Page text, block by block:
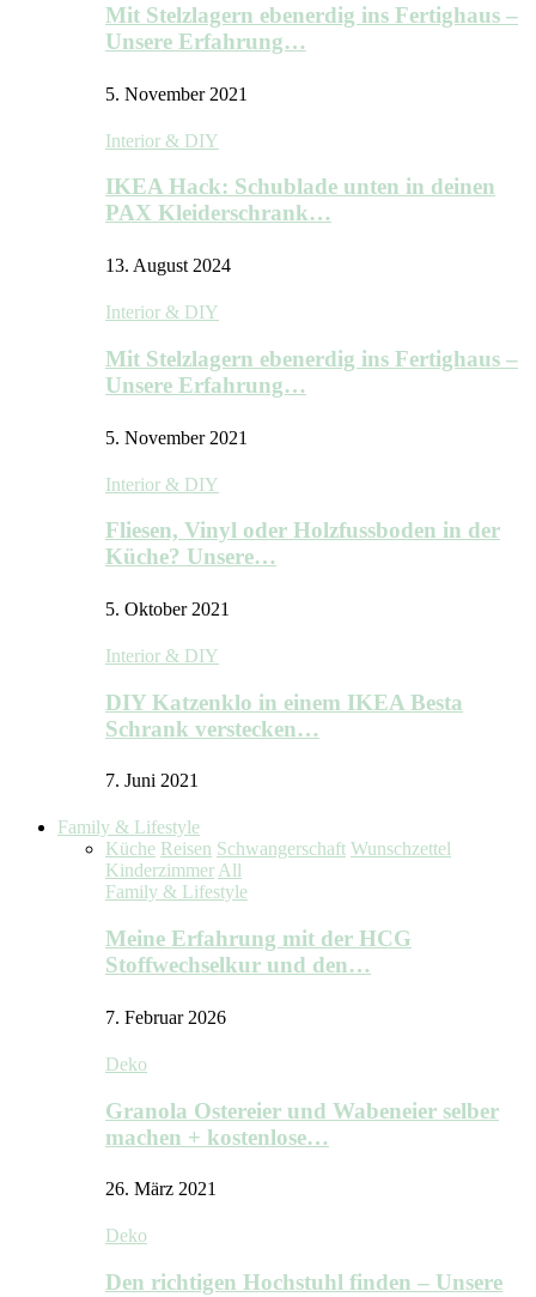
Mit Stelzlagern ebenerdig ins Fertighaus –
Unsere Erfahrung…
5. November 2021
Interior & DIY
IKEA Hack: Schublade unten in deinen
PAX Kleiderschrank…
13. August 2024
Interior & DIY
Mit Stelzlagern ebenerdig ins Fertighaus –
Unsere Erfahrung…
5. November 2021
Interior & DIY
Fliesen, Vinyl oder Holzfussboden in der
Küche? Unsere…
5. Oktober 2021
Interior & DIY
DIY Katzenklo in einem IKEA Besta
Schrank verstecken…
7. Juni 2021
Family & Lifestyle
Küche Reisen Schwangerschaft Wunschzettel
KinderzimmerAll
Family & Lifestyle
Meine Erfahrung mit der HCG
Stoffwechselkur und den…
7. Februar 2026
Deko
Granola Ostereier und Wabeneier selber
machen + kostenlose…
26. März 2021
Deko
Den richtigen Hochstuhl finden – Unsere